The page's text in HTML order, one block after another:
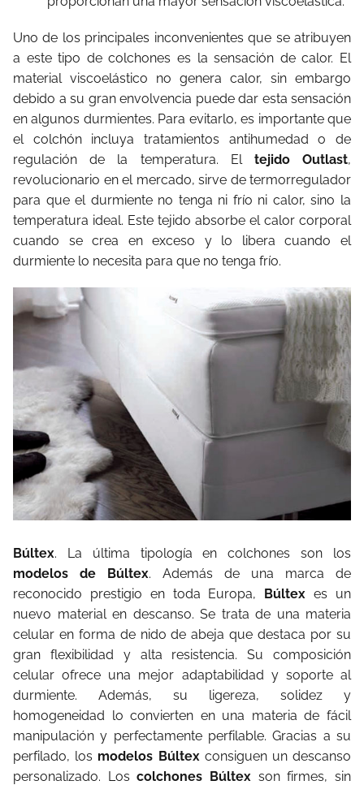
Uno de los principales inconvenientes que se atribuyen
a este tipo de colchones es la sensación de calor. El
material viscoelástico no genera calor, sin embargo
debido a su gran envolvencia puede dar esta sensación
en algunos durmientes. Para evitarlo, es importante que
el colchón incluya tratamientos antihumedad o de
regulación de la temperatura. El tejido Outlast,
revolucionario en el mercado, sirve de termorregulador
para que el durmiente no tenga ni frío ni calor, sino la
temperatura ideal. Este tejido absorbe el calor corporal
cuando se crea en exceso y lo libera cuando el
durmiente lo necesita para que no tenga frío.
Búltex. La última tipología en colchones son los
modelos de Búltex. Además de una marca de
reconocido prestigio en toda Europa, Búltex es un
nuevo material en descanso. Se trata de una materia
celular en forma de nido de abeja que destaca por su
gran flexibilidad y alta resistencia. Su composición
celular ofrece una mejor adaptabilidad y soporte al
durmiente. Además, su ligereza, solidez y
homogeneidad lo convierten en una materia de fácil
manipulación y perfectamente perfilable. Gracias a su
perfilado, los modelos Búltexconsiguen un descanso
personalizado. Loscolchones Búltex son firmes, sin